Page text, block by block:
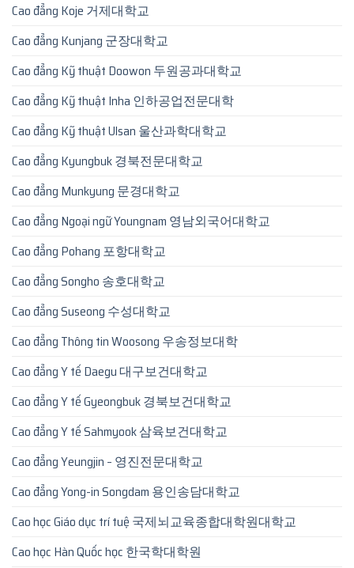
Cao đẳng Koje 거제대학교
Cao đẳng Kunjang 군장대학교
Cao đẳng Kỹ thuật Doowon 두원공과대학교
Cao đẳng Kỹ thuật Inha 인하공업전문대학
Cao đẳng Kỹ thuật Ulsan 울산과학대학교
Cao đẳng Kyungbuk 경북전문대학교
Cao đẳng Munkyung 문경대학교
Cao đẳng Ngoại ngữ Youngnam 영남외국어대학교
Cao đẳng Pohang 포항대학교
Cao đẳng Songho 송호대학교
Cao đẳng Suseong 수성대학교
Cao đẳng Thông tin Woosong 우송정보대학
Cao đẳng Y tế Daegu 대구보건대학교
Cao đẳng Y tế Gyeongbuk 경북보건대학교
Cao đẳng Y tế Sahmyook 삼육보건대학교
Cao đẳng Yeungjin – 영진전문대학교
Cao đẳng Yong-in Songdam 용인송담대학교
Cao học Giáo dục trí tuệ 국제뇌교육종합대학원대학교
Cao học Hàn Quốc học 한국학대학원